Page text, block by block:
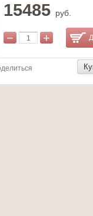
15485 руб.
− +